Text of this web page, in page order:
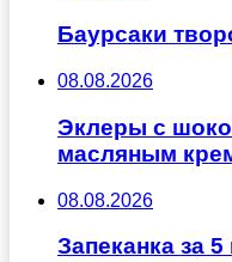
Баурсаки
08.08.2026
Эклеры с
масляным
08.08.2026
Запеканка за 5